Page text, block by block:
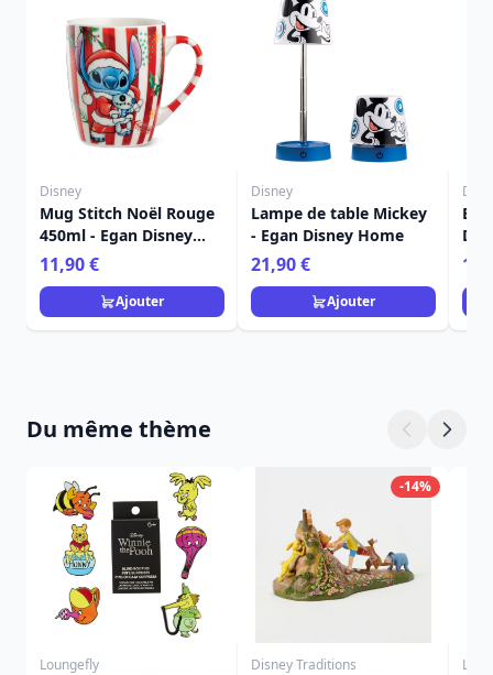
Disney
Mug Stitch Noël Rouge
450ml - Egan Disney
Home
11,90 €
Ajouter
Disney
Lampe de table Mickey
- Egan Disney Home
21,90 €
Ajouter
Du même thème
Loungefly
-14%
Disney Traditions